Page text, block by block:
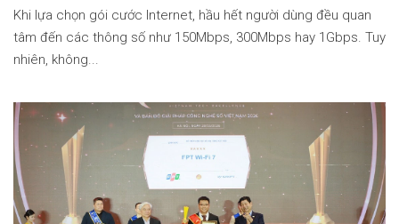
Khi lựa chọn gói cước Internet, hầu hết người dùng đều quan
tâm đến các thông số như 150Mbps, 300Mbps hay 1Gbps. Tuy
nhiên, không...